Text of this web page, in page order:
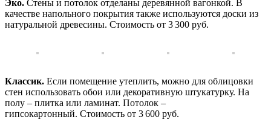
Эко. Стены и потолок отделаны деревянной вагонкой. В
качестве напольного покрытия также используются доски из
натуральной древесины. Стоимость от 3 300 руб.
Классик. Если помещение утеплить, можно для облицовки
стен использовать обои или декоративную штукатурку. На
полу – плитка или ламинат. Потолок –
гипсокартонный. Стоимость от 3 600 руб.